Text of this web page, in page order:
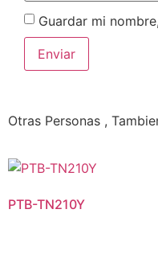
Guardar mi
Otras Personas ,
PTB-TN210Y